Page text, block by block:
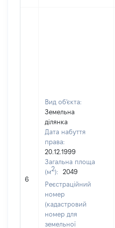
6
Вид об'єкта:
Земельна
ділянка
Дата набуття
права:
20.12.1999
Загальна площа
(м2):
2049
Реєстраційний
номер
(кадастровий
номер для
земельної